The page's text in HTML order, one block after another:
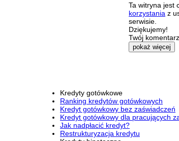
Ta witryna jest
korzystania z
serwisie.
Dziękujemy!
Twój
pokaż więcej
Kredyty gotówkowe
Ranking kredytów gotówkowych
Kredyt gotówkowy bez zaświadczeń
Kredyt gotówkowy dla pracujących
Jak nadpłacić kredyt?
Restrukturyzacja kredytu